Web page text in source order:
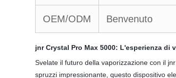
OEM/ODM Benvenuto
jnr Crystal Pro Max 5000: L'esperienza di
Svelate il futuro della vaporizzazione con il
spruzzi impressionante, questo dispositivo